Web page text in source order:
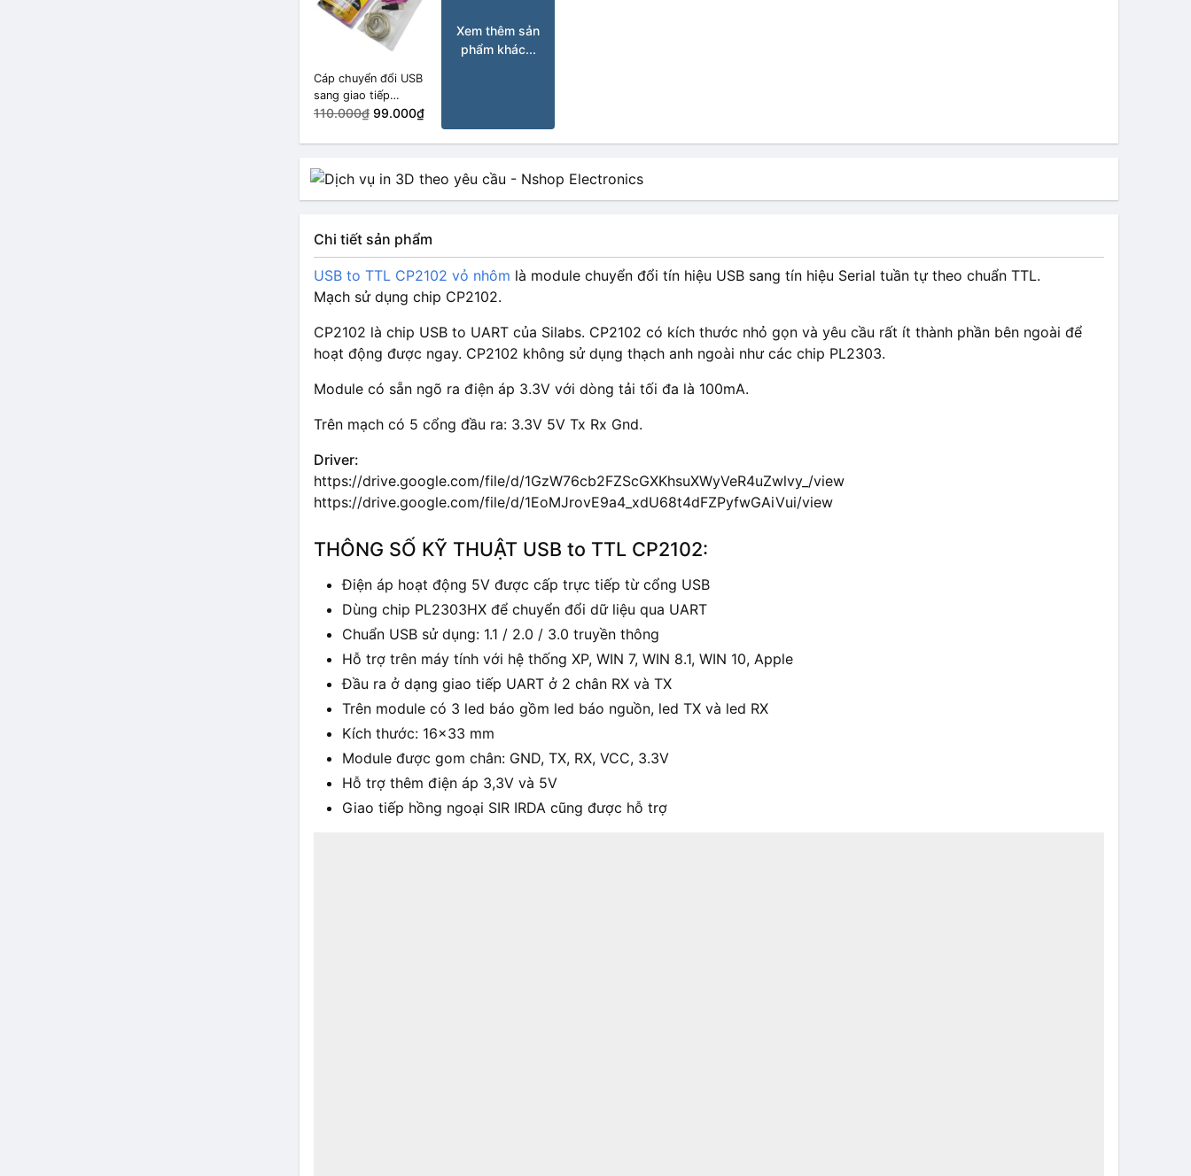
Cáp chuyển đổi USB
sang giao tiếp
RS232 PL2303
110.000₫ 99.000₫
Xem thêm sản
phẩm khác...
Chi tiết sản phẩm
USB to TTL CP2102 vỏ nhôm là module chuyển đổi tín hiệu USB sang tín hiệu Serial tuần tự theo chuẩn TTL.
Mạch sử dụng chip CP2102.
CP2102 là chip USB to UART của Silabs. CP2102 có kích thước nhỏ gọn và yêu cầu rất ít thành phần bên ngoài để
hoạt động được ngay. CP2102 không sử dụng thạch anh ngoài như các chip PL2303.
Module có sẵn ngõ ra điện áp 3.3V với dòng tải tối đa là 100mA.
Trên mạch có 5 cổng đầu ra: 3.3V 5V Tx Rx Gnd.
Driver:
https://drive.google.com/file/d/1GzW76cb2FZScGXKhsuXWyVeR4uZwlvy_/view
https://drive.google.com/file/d/1EoMJrovE9a4_xdU68t4dFZPyfwGAiVui/view
THÔNG SỐ KỸ THUẬT USB to TTL CP2102:
Điện áp hoạt động 5V được cấp trực tiếp từ cổng USB
Dùng chip PL2303HX để chuyển đổi dữ liệu qua UART
Chuẩn USB sử dụng: 1.1 / 2.0 / 3.0 truyền thông
Hỗ trợ trên máy tính với hệ thống XP, WIN 7, WIN 8.1, WIN 10, Apple
Đầu ra ở dạng giao tiếp UART ở 2 chân RX và TX
Trên module có 3 led báo gồm led báo nguồn, led TX và led RX
Kích thước: 16×33 mm
Module được gom chân: GND, TX, RX, VCC, 3.3V
Hỗ trợ thêm điện áp 3,3V và 5V
Giao tiếp hồng ngoại SIR IRDA cũng được hỗ trợ